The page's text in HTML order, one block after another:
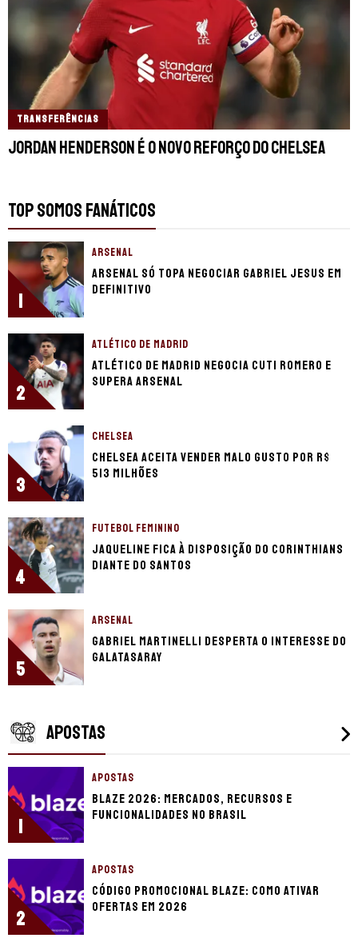
TRANSFERÊNCIAS
Jordan Henderson é o novo reforço do Chelsea
TOP SOMOS FANÁTICOS
1
ARSENAL
Arsenal só topa negociar Gabriel Jesus em
definitivo
2
ATLÉTICO DE MADRID
Atlético de Madrid negocia Cuti Romero e
supera Arsenal
3
CHELSEA
Chelsea aceita vender Malo Gusto por R$
513 milhões
4
FUTEBOL FEMININO
Jaqueline fica à disposição do Corinthians
diante do Santos
5
ARSENAL
Gabriel Martinelli desperta o interesse do
Galatasaray
APOSTAS
1
APOSTAS
Blaze 2026: mercados, recursos e
funcionalidades no Brasil
2
APOSTAS
Código promocional Blaze: como ativar
ofertas em 2026